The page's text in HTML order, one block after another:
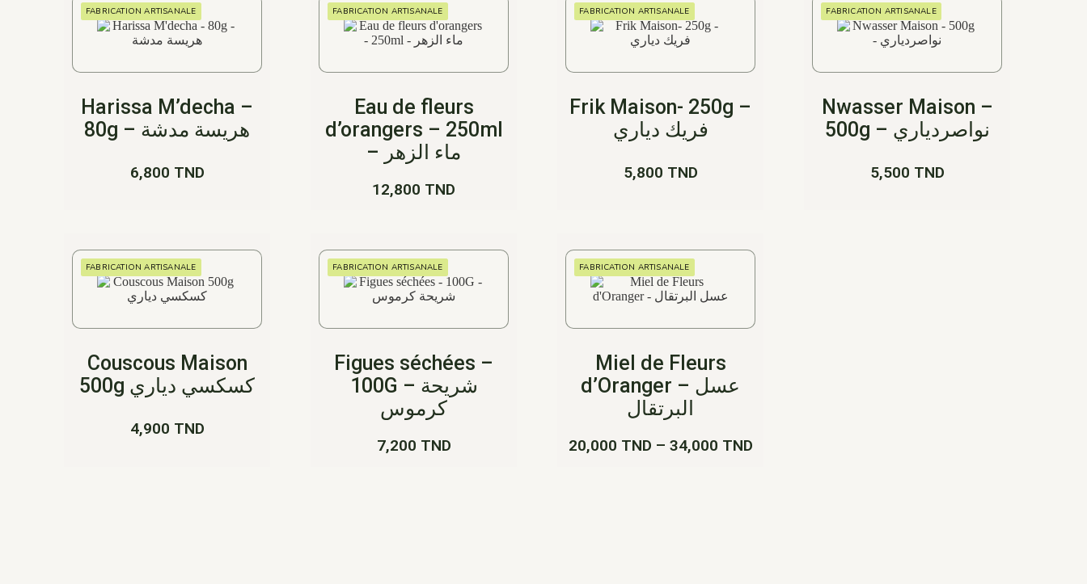
FABRICATION ARTISANALE
Harissa M’decha –
80g – هريسة مدشة
6,800 TND
FABRICATION ARTISANALE
Eau de fleurs
d’orangers – 250ml
– ماء الزهر
12,800 TND
FABRICATION ARTISANALE
Frik Maison- 250g –
فريك دياري
5,800 TND
FABRICATION ARTISANALE
Nwasser Maison –
500g – نواصردياري
5,500 TND
FABRICATION ARTISANALE
Couscous Maison
500g كسكسي دياري
4,900 TND
FABRICATION ARTISANALE
Figues séchées –
100G – شريحة
كرموس
7,200 TND
FABRICATION ARTISANALE
Miel de Fleurs
d’Oranger – عسل
البرتقال
20,000 TND – 34,000 TND